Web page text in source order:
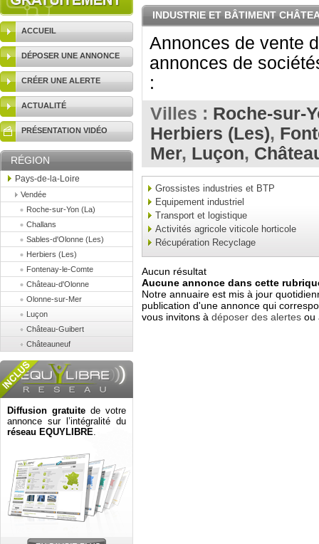
ACCUEIL
DÉPOSER UNE ANNONCE
CRÉER UNE ALERTE
ACTUALITÉ
PRÉSENTATION VIDÉO
RÉGION
Pays-de-la-Loire
Vendée
Roche-sur-Yon (La)
Challans
Sables-d'Olonne (Les)
Herbiers (Les)
Fontenay-le-Comte
Château-d'Olonne
Olonne-sur-Mer
Luçon
Château-Guibert
Châteauneuf
Diffusion gratuite de votre
annonce sur l’intégralité du
réseau EQUYLIBRE.
RECHERCHER UNE
ANNONCE
INDUSTRIE ET BÂTIMENT
Annonces de vente
annonces de
:
Villes : Roche-sur-
Herbiers (Les),
Mer, Luçon,
Grossistes industries et BTP
Equipement industriel
Transport et logistique
Activités agricole viticole horticole
Récupération Recyclage
Aucun résultat
Aucune annonce dans cette
Notre annuaire est mis à jour
publication d'une annonce qui
vous invitons à déposer des alertes ou